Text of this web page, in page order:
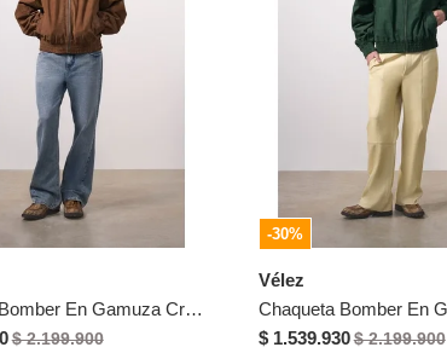
Chaqueta Bomber En Gamuza Croco Para Hombre Chaqueta Bomber En Gamuza Croco Para Hombre Cafe XS VÉLEZ
$ 2.199.900
-30%
Vélez
$ 1.539.930$ 2.199.900